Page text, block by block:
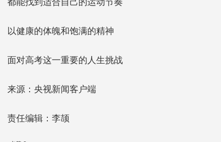
都能找到适合自己的运动节奏
以健康的体魄和饱满的精神
面对高考这一重要的人生挑战
来源：央视新闻客户端
责任编辑：李颉